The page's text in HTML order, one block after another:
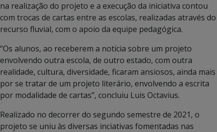
na realização do projeto e a execução da iniciativa contou
com trocas de cartas entre as escolas, realizadas através do
recurso fluvial, com o apoio da equipe pedagógica.
“Os alunos, ao receberem a notícia sobre um projeto
envolvendo outra escola, de outro estado, com outra
realidade, cultura, diversidade, ficaram ansiosos, ainda mais
por se tratar de um projeto literário, envolvendo a escrita
por modalidade de cartas”, concluiu Luis Octavius.
Realizado no decorrer do segundo semestre de 2021, o
projeto se uniu às diversas inciativas fomentadas nas